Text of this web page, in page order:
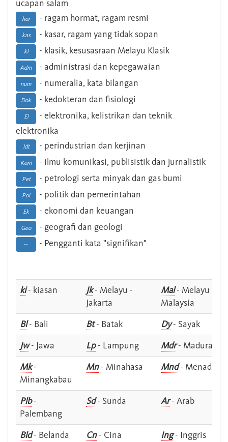
ucapan salam
hor - ragam hormat, ragam resmi
kas - kasar, ragam yang tidak sopan
kl - klasik, kesusasraan Melayu Klasik
Adm - administrasi dan kepegawaian
num - numeralia, kata bilangan
Dok - kedokteran dan fisiologi
El
- elektronika, kelistrikan dan teknik
elektronika
Idt - perindustrian dan kerjinan
Kom - ilmu komunikasi, publisistik dan jurnalistik
Pet - petrologi serta minyak dan gas bumi
Pol - politik dan pemerintahan
Ek - ekonomi dan keuangan
Geo - geografi dan geologi
-- - Pengganti kata "signifikan"
ki- kiasan Jk- Melayu -
Jakarta
Mal- Melayu -
Malaysia
Bl- Bali Bt- Batak Dy- Sayak
Jw- Jawa Lp- Lampung Mdr- Madura
Mk-
Minangkabau
Mn- Minahasa Mnd- Menado
Plb-
Palembang
Sd- Sunda Ar- Arab
Bld- Belanda Cn- Cina Ing- Inggris